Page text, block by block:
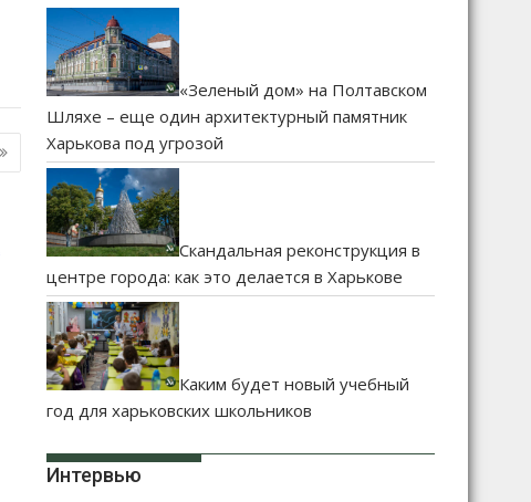
«Зеленый дом» на Полтавском
Шляхе – еще один архитектурный памятник
Харькова под угрозой
Скандальная реконструкция в
центре города: как это делается в Харькове
Каким будет новый учебный
год для харьковских школьников
Интервью